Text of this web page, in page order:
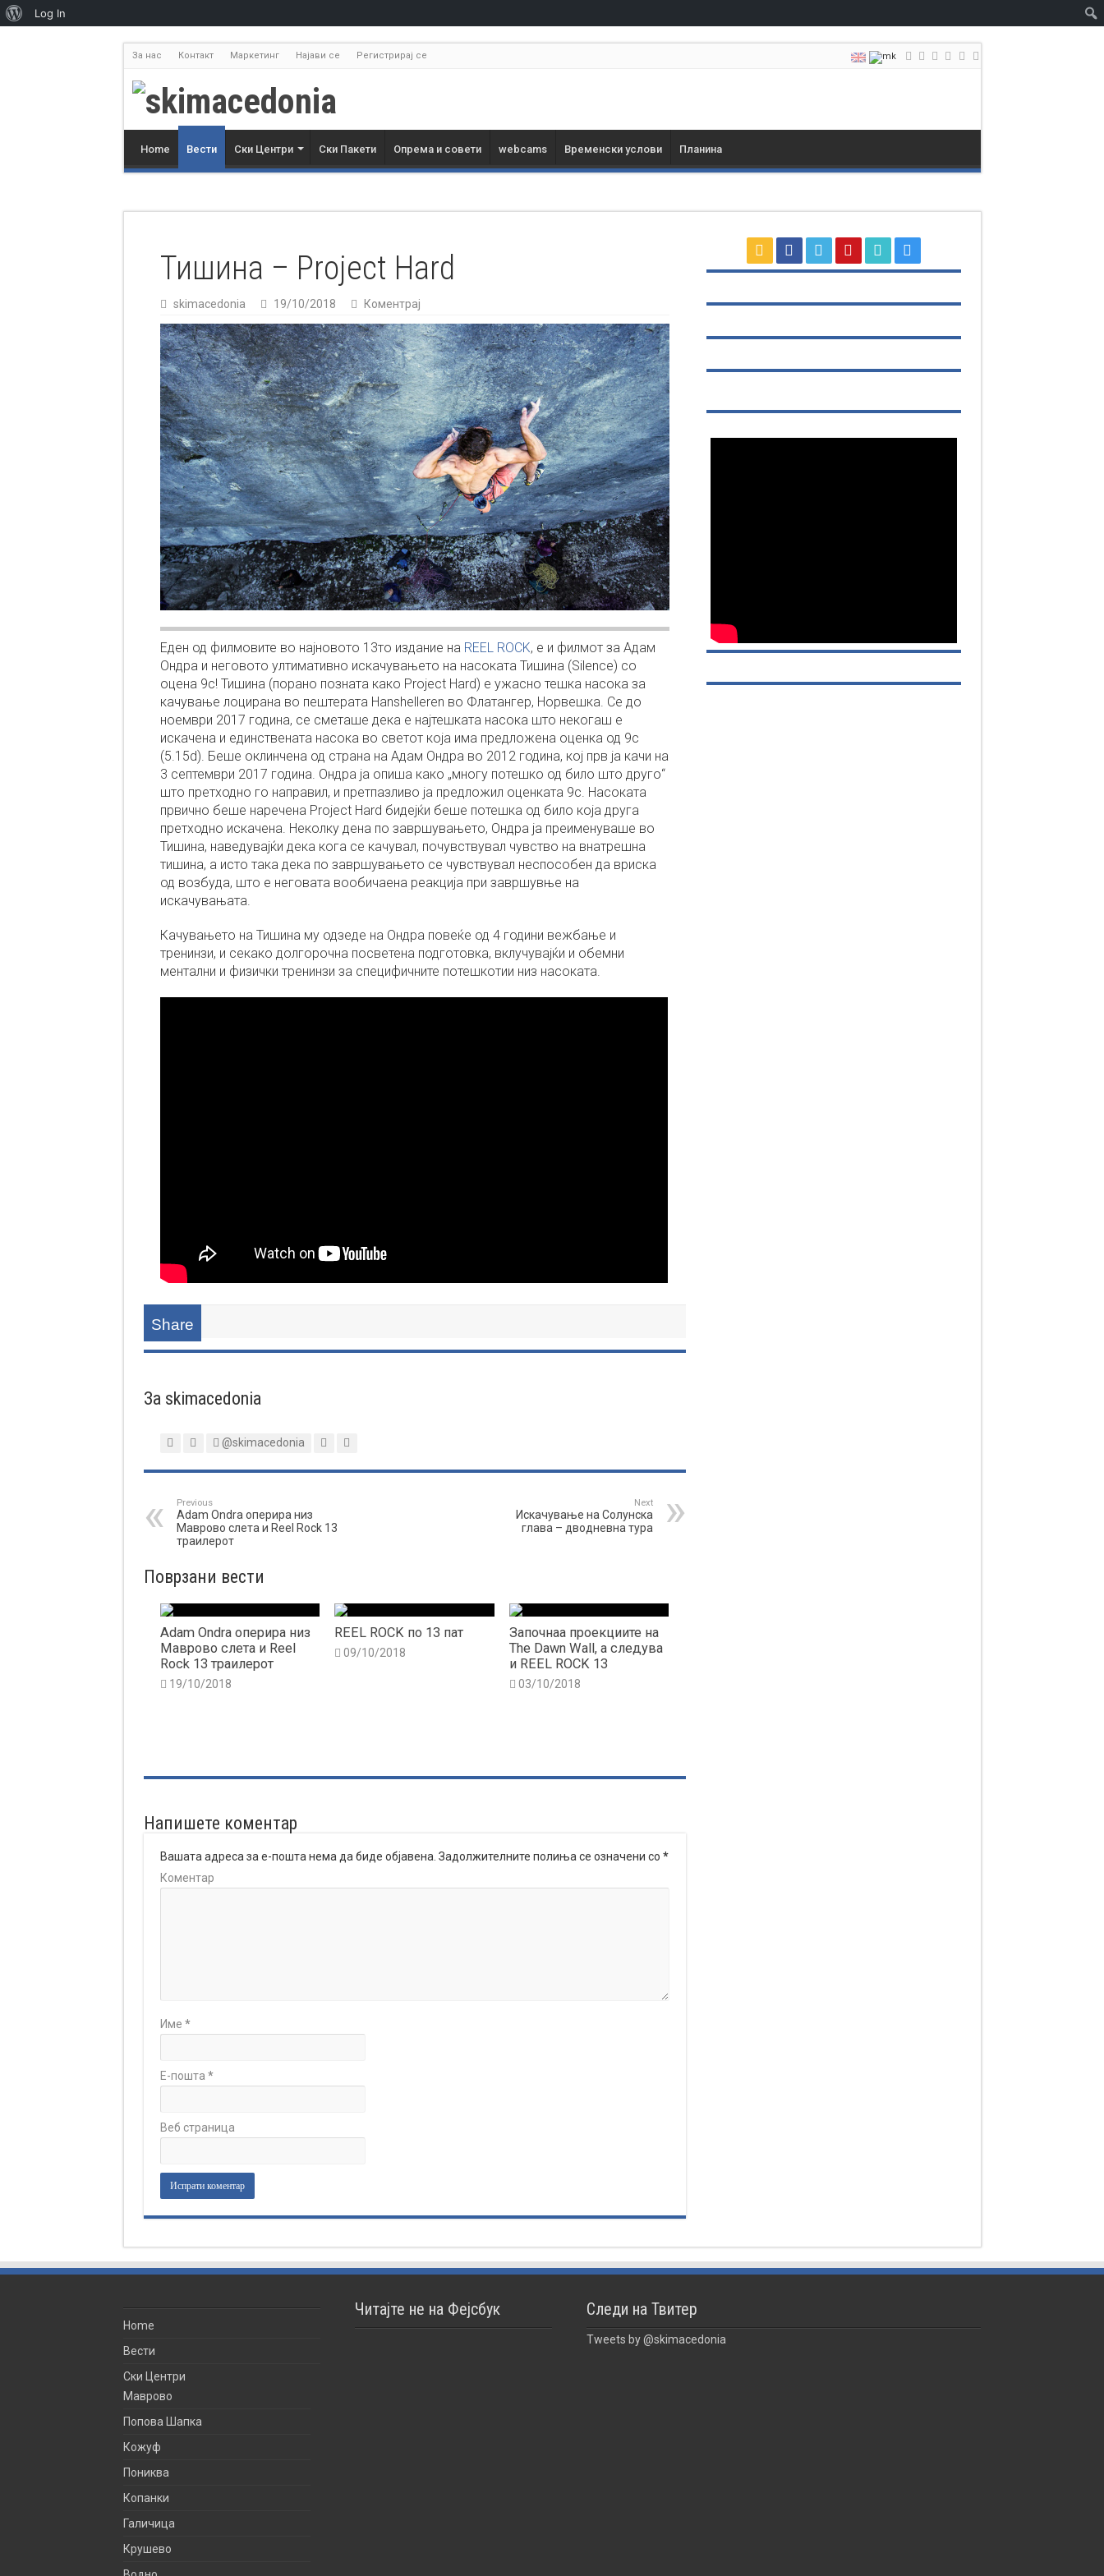
За нас Контакт Маркетинг Најави се Регистрирај се
Home Вести Ски Центри Ски Пакети Опрема и совети webcams Временски услови Планина
Тишина – Project Hard
skimacedonia 19/10/2018 Коментрај
Еден од филмовите во најновото 13то издание на REEL ROCK, е и филмот за Адам
Ондра и неговото ултимативно искачувањето на насоката Тишина (Silence) со
оцена 9c! Тишина (порано позната како Project Hard) е ужасно тешка насока за
качување лоцирана во пештерата Hanshelleren во Флатангер, Норвешка. Се до
ноември 2017 година, се сметаше дека е најтешката насока што некогаш е
искачена и единствената насока во светот која има предложена оценка од 9с
(5.15d). Беше оклинчена од страна на Адам Ондра во 2012 година, кој прв ја качи на
3 септември 2017 година. Ондра ја опиша како „многу потешко од било што друго“
што претходно го направил, и претпазливо ја предложил оценката 9c. Насоката
првично беше наречена Project Hard бидејќи беше потешка од било која друга
претходно искачена. Неколку дена по завршувањето, Ондра ја преименуваше во
Тишина, наведувајќи дека кога се качувал, почувствувал чувство на внатрешна
тишина, а исто така дека по завршувањето се чувствувал неспособен да вриска
од возбуда, што е неговата вообичаена реакција при завршувње на
искачувањата.
Качувањето на Тишина му одзеде на Ондра повеќе од 4 години вежбање и
тренинзи, и секако долгорочна посветена подготовка, вклучувајќи и обемни
ментални и физички тренинзи за специфичните потешкотии низ насоката.
Share
За skimacedonia
@skimacedonia
Previous
Adam Ondra оперира низ
Маврово слета и Reel Rock 13
траилерот
Next
Искачување на Солунска
глава – дводневна тура
Поврзани вести
Adam Ondra оперира низ
Маврово слета и Reel
Rock 13 траилерот
19/10/2018
REEL ROCK по 13 пат
09/10/2018
Започнаа проекциите на
The Dawn Wall, а следува
и REEL ROCK 13
03/10/2018
Напишете коментар
Вашата адреса за е-пошта нема да биде објавена. Задолжителните полиња се означени со *
Коментар
Име *
Е-пошта *
Веб страница
Home
Вести
Ски Центри
Маврово
Попова Шапка
Кожуф
Пониква
Копанки
Галичица
Крушево
Читајте не на Фејсбук Следи на Твитер
Tweets by @skimacedonia
Log In